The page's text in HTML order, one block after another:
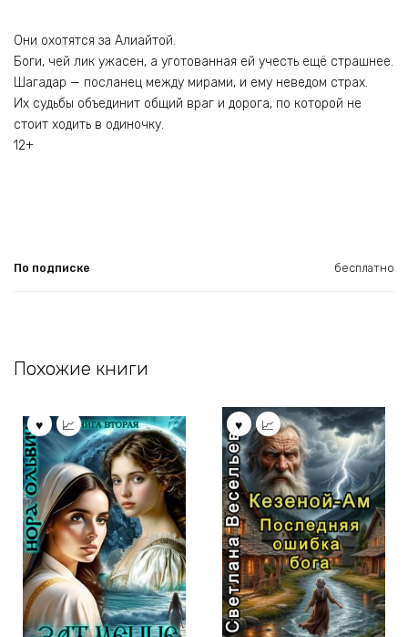
Они охотятся за Алиайтой.
Боги, чей лик ужасен, а уготованная ей учесть ещё страшнее.
Шагадар — посланец между мирами, и ему неведом страх.
Их судьбы объединит общий враг и дорога, по которой не
стоит ходить в одиночку.
12+
По подписке бесплатно
Похожие книги